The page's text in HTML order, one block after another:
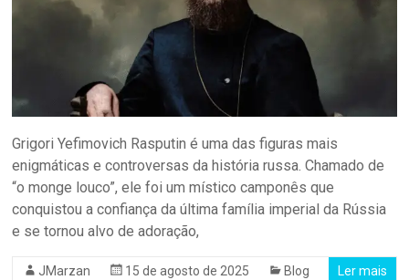
Grigori Yefimovich Rasputin é uma das figuras mais
enigmáticas e controversas da história russa. Chamado de
“o monge louco”, ele foi um místico camponês que
conquistou a confiança da última família imperial da Rússia
e se tornou alvo de adoração,
JMarzan 15 de agosto de 2025 Blog Ler mais